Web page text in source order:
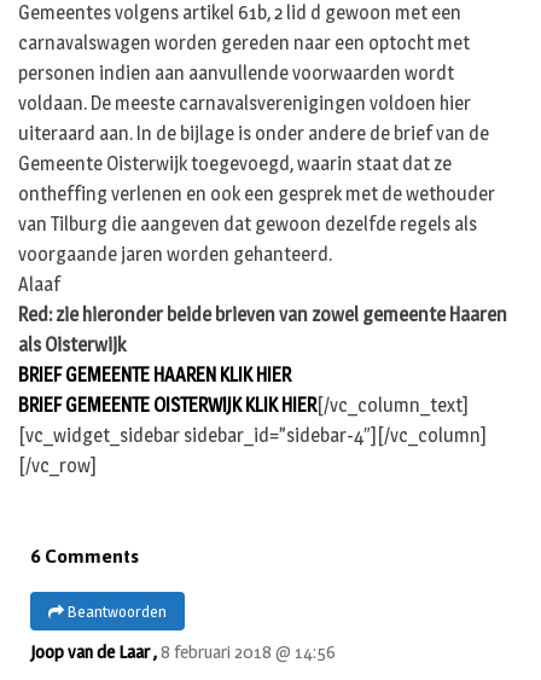
Gemeentes volgens artikel 61b, 2 lid d gewoon met een
carnavalswagen worden gereden naar een optocht met
personen indien aan aanvullende voorwaarden wordt
voldaan. De meeste carnavalsverenigingen voldoen hier
uiteraard aan. In de bijlage is onder andere de brief van de
Gemeente Oisterwijk toegevoegd, waarin staat dat ze
ontheffing verlenen en ook een gesprek met de wethouder
van Tilburg die aangeven dat gewoon dezelfde regels als
voorgaande jaren worden gehanteerd.
Alaaf
Red: zie hieronder beide brieven van zowel gemeente Haaren
als Oisterwijk
BRIEF GEMEENTE HAAREN KLIK HIER
BRIEF GEMEENTE OISTERWIJKKLIK HIER[/vc_column_text]
[vc_widget_sidebar sidebar_id=”sidebar-4″][/vc_column]
[/vc_row]
6 Comments
Beantwoorden
Joop van de Laar ,8 februari 2018 @ 14:56